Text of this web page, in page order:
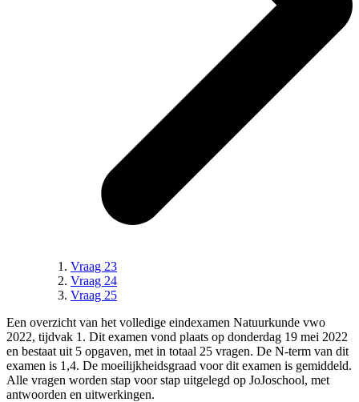
Vraag 23
Vraag 24
Vraag 25
Een overzicht van het volledige eindexamen Natuurkunde vwo
2022, tijdvak 1 . Dit examen vond plaats op donderdag 19 mei 2022
en bestaat uit 5 opgaven, met in totaal 25 vragen. De N-term van dit
examen is 1,4. De moeilijkheidsgraad voor dit examen is gemiddeld.
Alle vragen worden stap voor stap uitgelegd op JoJoschool, met
antwoorden en uitwerkingen.